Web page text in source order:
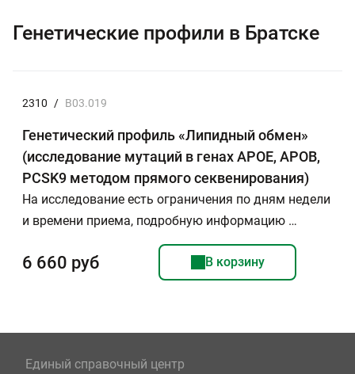
Генетические профили в Братске
2310 / B03.019
Генетический профиль «Липидный обмен»
(исследование мутаций в генах APOE, APOB,
PCSK9 методом прямого секвенирования)
На исследование есть ограничения по дням недели
и времени приема, подробную информацию …
6 660 руб В корзину
Единый справочный центр